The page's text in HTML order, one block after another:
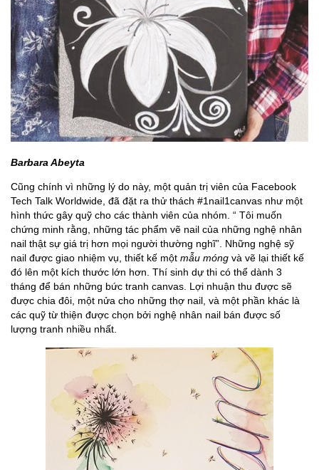
Barbara Abeyta
Cũng chính vì những lý do này, một quản trị viên của Facebook
Tech Talk Worldwide, đã đặt ra thử thách #1nail1canvas như một
hình thức gây quỹ cho các thành viên của nhóm. “ Tôi muốn
chứng minh rằng, những tác phẩm vẽ nail của những nghệ nhân
nail thật sự giá trị hơn mọi người thường nghĩ”. Những nghệ sỹ
nail được giao nhiệm vụ, thiết kế một mẫu móng và vẽ lại thiết kế
đó lên một kích thước lớn hơn. Thí sinh dự thi có thể dành 3
tháng để bán những bức tranh canvas. Lợi nhuận thu được sẽ
được chia đôi, một nửa cho những thợ nail, và một phần khác là
các quỹ từ thiện được chọn bởi nghệ nhân nail bán được số
lượng tranh nhiều nhất.